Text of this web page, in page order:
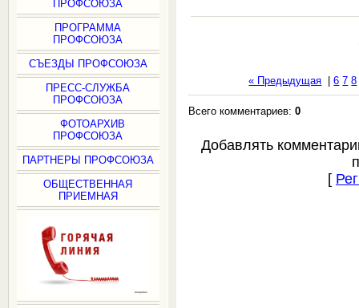
ПРОФСОЮЗА
ПРОГРАММА
ПРОФСОЮЗА
СЪЕЗДЫ ПРОФСОЮЗА
ПРЕСС-СЛУЖБА
ПРОФСОЮЗА
ФОТОАРХИВ
ПРОФСОЮЗА
ПАРТНЕРЫ ПРОФСОЮЗА
ОБЩЕСТВЕННАЯ
ПРИЕМНАЯ
« Предыдущая |6 7 8
Всего комментариев:0
Добавлять
[